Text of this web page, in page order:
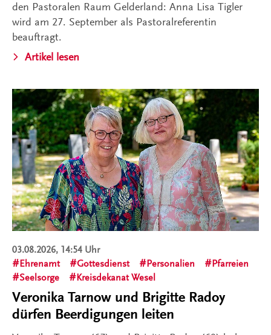
den Pastoralen Raum Gelderland: Anna Lisa Tigler
wird am 27. September als Pastoralreferentin
beauftragt.
Artikel lesen
03.08.2026, 14:54 Uhr
Ehrenamt
Gottesdienst Personalien
Pfarreien
Seelsorge
Kreisdekanat Wesel
Veronika Tarnow und Brigitte Radoy
dürfen Beerdigungen leiten